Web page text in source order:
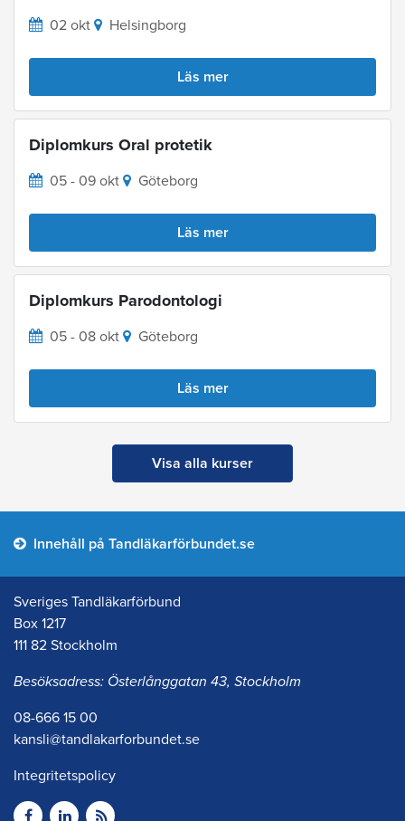
02 okt Helsingborg
Läs mer
Diplomkurs Oral protetik
05 - 09 okt Göteborg
Läs mer
Diplomkurs Parodontologi
05 - 08 okt Göteborg
Läs mer
Visa alla kurser
Innehåll på Tandläkarförbundet.se
Sveriges Tandläkarförbund
Box 1217
111 82 Stockholm
Besöksadress: Österlånggatan 43, Stockholm
08-666 15 00
kansli@tandlakarforbundet.se
Integritetspolicy